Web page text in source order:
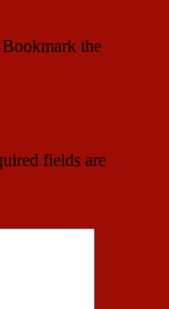
Bookmark the
fields are